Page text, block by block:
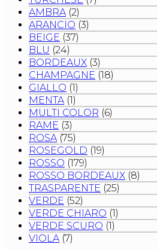
AMBRA (2)
ARANCIO (3)
BEIGE (37)
BLU (24)
BORDEAUX (3)
CHAMPAGNE (18)
GIALLO (1)
MENTA (1)
MULTI COLOR (6)
RAME (3)
ROSA (75)
ROSEGOLD (19)
ROSSO (179)
ROSSO BORDEAUX (8)
TRASPARENTE (25)
VERDE (52)
VERDE CHIARO (1)
VERDE SCURO (1)
VIOLA (7)